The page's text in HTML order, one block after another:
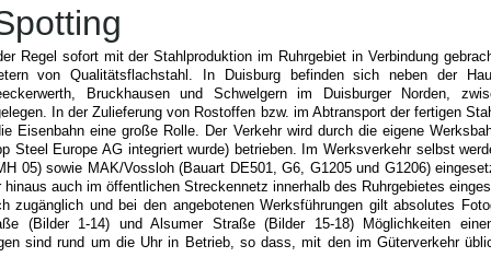
Regel sofort mit der Stahlproduktion im Ruhrgebiet in Verbindung
von Qualitätsflachstahl. In Duisburg befinden sich neben der
Bruckhausen und Schwelgern im Duisburger Norden,
In der Zulieferung von Rostoffen bzw. im Abtransport der fertigen
Eisenbahn eine große Rolle. Der Verkehr wird durch die eigene
Steel Europe AG integriert wurde) betrieben. Im Werksverkehr selbst
05) sowie MAK/Vossloh (Bauart DE501, G6, G1205 und G1206)
auch im öffentlichen Streckennetz innerhalb des Ruhrgebietes
zugänglich und bei den angebotenen Werksführungen gilt absolutes
(Bilder 1-14) und Alsumer Straße (Bilder 15-18) Möglichkeiten
sind rund um die Uhr in Betrieb, so dass, mit den im Güterverkehr